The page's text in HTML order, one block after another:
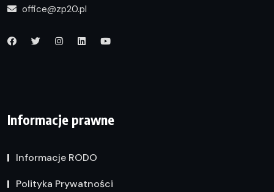
office@zp20.pl
Informacje prawne
Informacje RODO
Polityka Prywatności